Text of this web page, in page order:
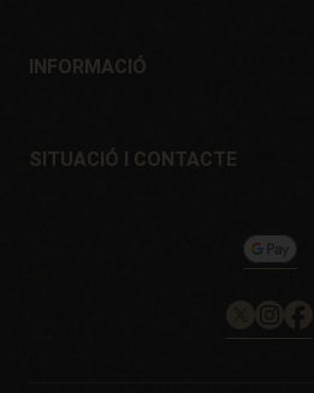
Ofertes
INFORMACIÓ
Garanties i devolucions
SITUACIÓ I CONTACTE
Pol. Industrial Pont del Príncep
Email: info@philosopherseeds.com